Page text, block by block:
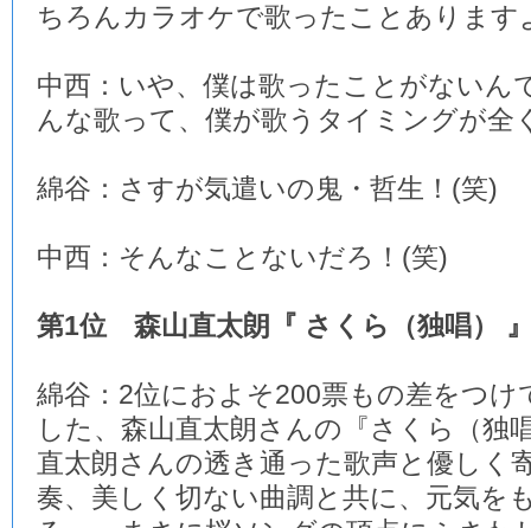
ちろんカラオケで歌ったことあります
中西：いや、僕は歌ったことがない
んな歌って、僕が歌うタイミングが全
綿谷：さすが気遣いの鬼・哲生！(笑)
中西：そんなことないだろ！(笑)
第1位 森山直太朗『 さくら（独唱）
綿谷：2位におよそ200票もの差をつけ
した、森山直太朗さんの『さくら（独
直太朗さんの透き通った歌声と優しく
奏、美しく切ない曲調と共に、元気を